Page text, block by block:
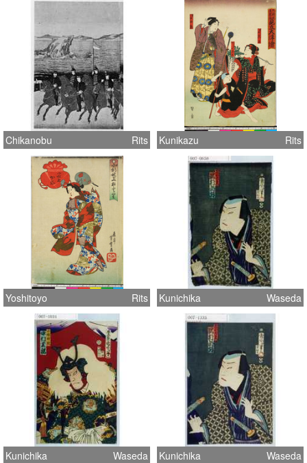
Chikanobu Rits Kunikazu Rits
Yoshitoyo Rits Kunichika Waseda
Kunichika Waseda Kunichika Waseda